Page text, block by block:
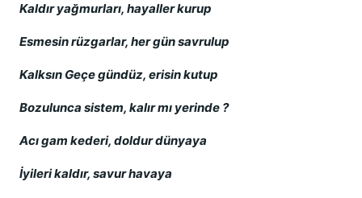
Kaldır yağmurları, hayaller kurup
Esmesin rüzgarlar, her gün savrulup
Kalksın Geçe gündüz, erisin kutup
Bozulunca sistem, kalır mı yerinde ?
Acı gam kederi, doldur dünyaya
İyileri kaldır, savur havaya